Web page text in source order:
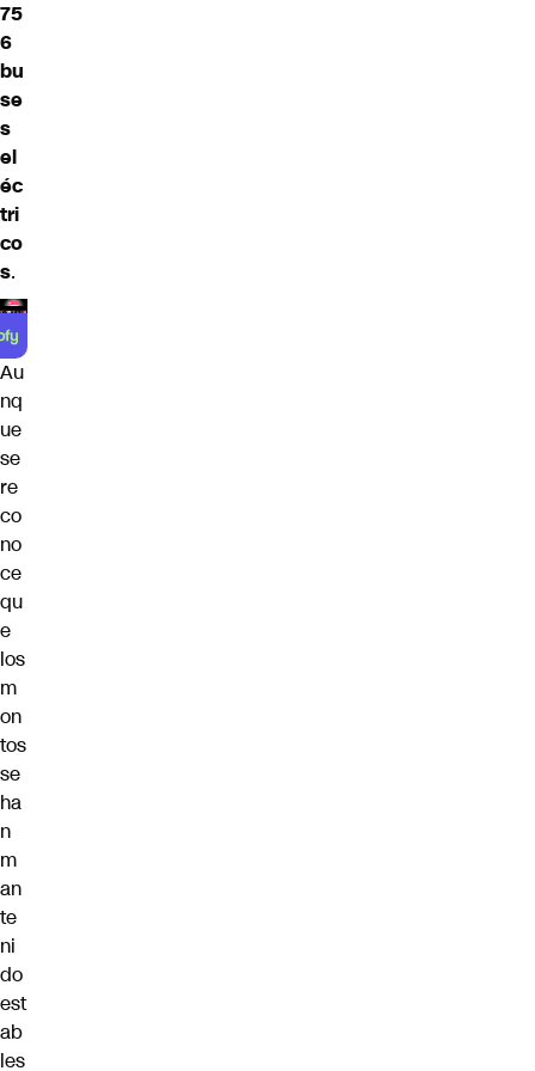
75
6
bu
se
s
el
éc
tri
co
s.
Au
nq
ue
se
re
co
no
ce
qu
e
los
m
on
tos
se
ha
n
m
an
te
ni
do
est
ab
les